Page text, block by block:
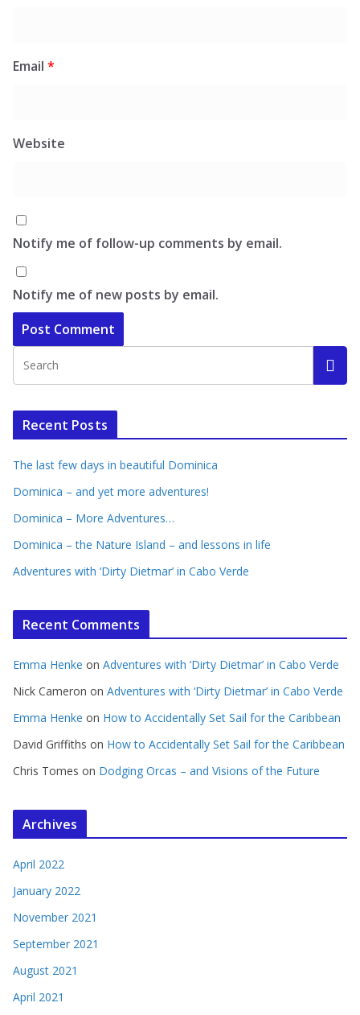
Email *
Website
Notify me of follow-up comments by email.
Notify me of new posts by email.
Recent Posts
The last few days in beautiful Dominica
Dominica – and yet more adventures!
Dominica – More Adventures…
Dominica – the Nature Island – and lessons in life
Adventures with ‘Dirty Dietmar’ in Cabo Verde
Recent Comments
Emma Henke on Adventures with ‘Dirty Dietmar’ in Cabo Verde
Nick Cameron on Adventures with ‘Dirty Dietmar’ in Cabo Verde
Emma Henke on How to Accidentally Set Sail for the Caribbean
David Griffiths on How to Accidentally Set Sail for the Caribbean
Chris Tomes on Dodging Orcas – and Visions of the Future
Archives
April 2022
January 2022
November 2021
September 2021
August 2021
April 2021